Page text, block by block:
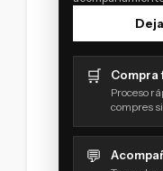
🛒 Compra
Proceso
compres
💬